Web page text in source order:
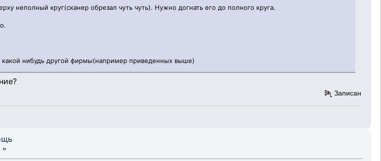
неполный круг(сканер обрезал чуть чуть). Нужно догнать его до полного круга.
какой нибудь другой фирмы(например приведенных выше)
Записан
»